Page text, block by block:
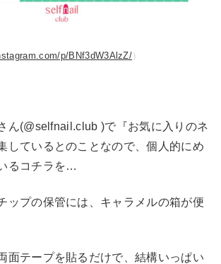
p/BNf3dW3AlzZ/）
ん(@selfnail.club )で『お気に入りのネ
しているとのことなので、個人的にめ
るコチラを…
ップの保管には、キャラメルの箱が便
面テープを貼るだけで、結構いっぱい